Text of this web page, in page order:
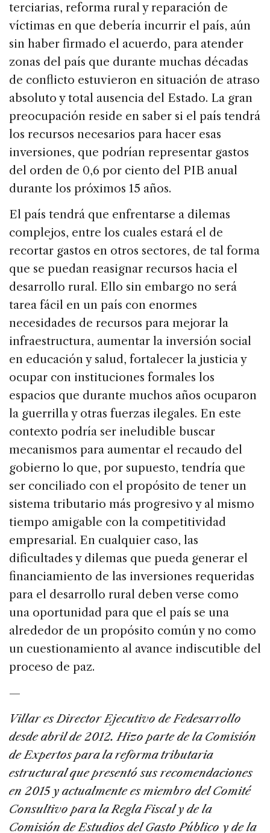
terciarias, reforma rural y reparación de
víctimas en que debería incurrir el país, aún
sin haber firmado el acuerdo, para atender
zonas del país que durante muchas décadas
de conflicto estuvieron en situación de atraso
absoluto y total ausencia del Estado. La gran
preocupación reside en saber si el país tendrá
los recursos necesarios para hacer esas
inversiones, que podrían representar gastos
del orden de 0,6 por ciento del PIB anual
durante los próximos 15 años.
El país tendrá que enfrentarse a dilemas
complejos, entre los cuales estará el de
recortar gastos en otros sectores, de tal forma
que se puedan reasignar recursos hacia el
desarrollo rural. Ello sin embargo no será
tarea fácil en un país con enormes
necesidades de recursos para mejorar la
infraestructura, aumentar la inversión social
en educación y salud, fortalecer la justicia y
ocupar con instituciones formales los
espacios que durante muchos años ocuparon
la guerrilla y otras fuerzas ilegales. En este
contexto podría ser ineludible buscar
mecanismos para aumentar el recaudo del
gobierno lo que, por supuesto, tendría que
ser conciliado con el propósito de tener un
sistema tributario más progresivo y al mismo
tiempo amigable con la competitividad
empresarial. En cualquier caso, las
dificultades y dilemas que pueda generar el
financiamiento de las inversiones requeridas
para el desarrollo rural deben verse como
una oportunidad para que el país se una
alrededor de un propósito común y no como
un cuestionamiento al avance indiscutible del
proceso de paz.
—
Villar es Director Ejecutivo de Fedesarrollo
desde abril de 2012. Hizo parte de la Comisión
de Expertos para la reforma tributaria
estructural que presentó sus recomendaciones
en 2015 y actualmente es miembro del Comité
Consultivo para la Regla Fiscal y de la
Comisión de Estudios del Gasto Público y de la